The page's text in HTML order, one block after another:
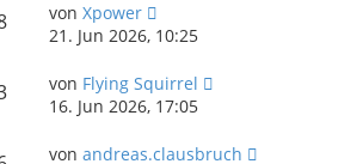
von Xpower
21. Jun 2026, 10:25
von Flying Squirrel
16. Jun 2026, 17:05
von andreas.clausbruch